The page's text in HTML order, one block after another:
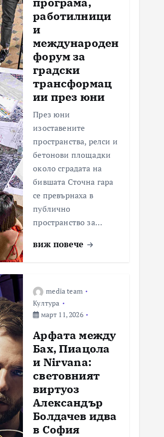
работилници
и
международен
форум за
градски
трансформац
ии през юни
През юни
изоставените
пространства, релси и
бетонови площадки
около сградата на
бившата Сточна гара
се превърнаха в
публично
пространство за…
виж повече
media team
Култура
март 11, 2026
Арфата между
Бах, Пиацола
и Nirvana:
световният
виртуоз
Александър
Болдачев идва
в София